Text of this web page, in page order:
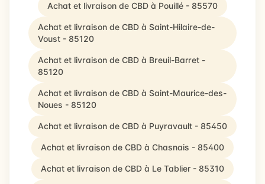
Achat et livraison de CBD à Pouillé - 85570
Achat et livraison de CBD à Saint-Hilaire-de-
Voust - 85120
Achat et livraison de CBD à Breuil-Barret -
85120
Achat et livraison de CBD à Saint-Maurice-des-
Noues - 85120
Achat et livraison de CBD à Puyravault - 85450
Achat et livraison de CBD à Chasnais - 85400
Achat et livraison de CBD à Le Tablier - 85310